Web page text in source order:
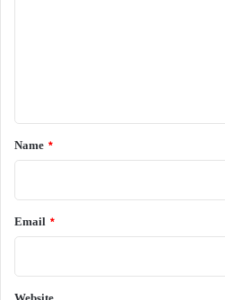
*Name *
Email *